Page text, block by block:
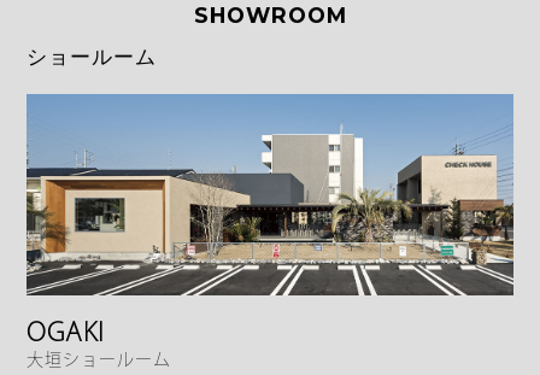
SHOWROOM
ショールーム
OGAKI
大垣ショールーム